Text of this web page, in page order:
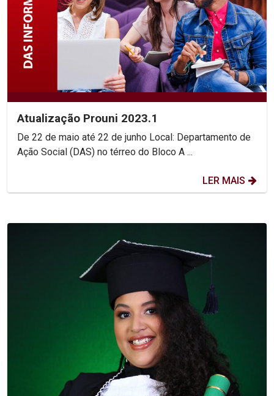
Atualização Prouni 2023.1
De 22 de maio até 22 de junho Local: Departamento de
Ação Social (DAS) no térreo do Bloco A ...
LER MAIS